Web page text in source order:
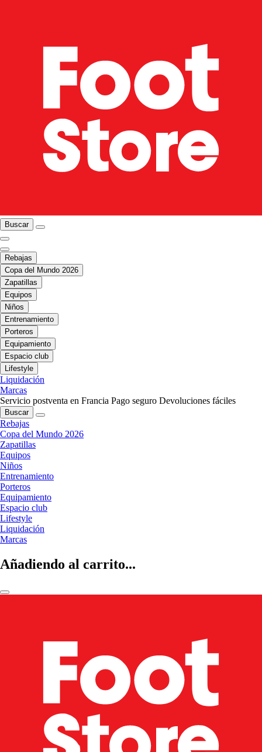
Buscar
Rebajas
Copa del Mundo 2026
Zapatillas
Equipos
Niños
Entrenamiento
Porteros
Equipamiento
Espacio club
Lifestyle
Liquidación
Marcas
Servicio postventa en Francia Pago seguro Devoluciones fáciles
Buscar
Rebajas
Copa del Mundo 2026
Zapatillas
Equipos
Niños
Entrenamiento
Porteros
Equipamiento
Espacio club
Lifestyle
Liquidación
Marcas
Añadiendo al carrito...